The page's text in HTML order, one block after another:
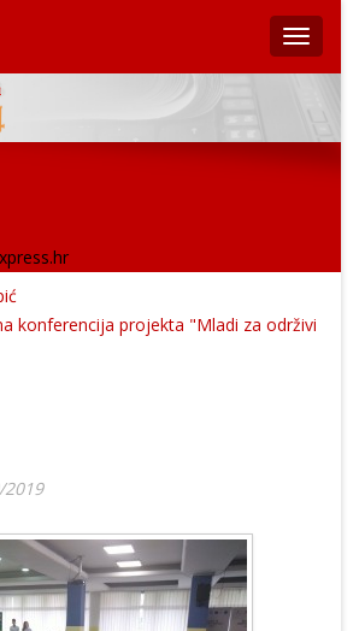
konferencija projekta "Mladi za održivi